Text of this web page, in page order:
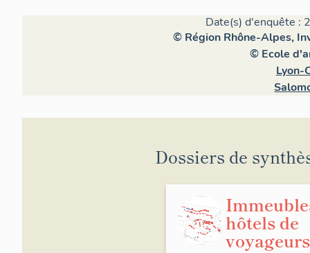
Date(s) d'enquête :
© Région Rhône-Alpes,
© Ecole
Lyon-
Dossiers de
hôtels de
voyageurs